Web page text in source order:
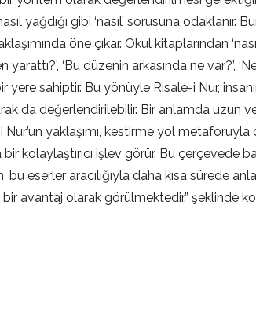
yağdığı gibi ‘nasıl’ sorusuna
öne çıkar. Okul kitaplarından
‘Bu düzenin arkasında ne var?’,
yere sahiptir. Bu yönüyle Risale-i Nur,
da değerlendirilebilir. Bir anlamda uzun
yaklaşımı, kestirme yol
kolaylaştırıcı işlev görür. Bu
eserler aracılığıyla daha kısa sürede
avantaj olarak görülmektedir.” şeklinde